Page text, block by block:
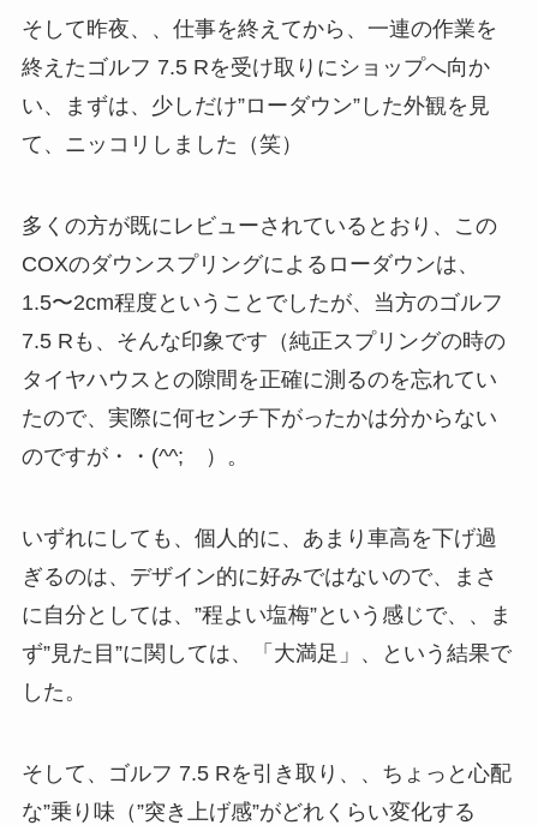
そして昨夜、、仕事を終えてから、一連の作業を
終えたゴルフ 7.5 Rを受け取りにショップへ向か
い、まずは、少しだけ”ローダウン”した外観を見
て、ニッコリしました（笑）
多くの方が既にレビューされているとおり、この
COXのダウンスプリングによるローダウンは、
1.5〜2cm程度ということでしたが、当方のゴルフ
7.5 Rも、そんな印象です（純正スプリングの時の
タイヤハウスとの隙間を正確に測るのを忘れてい
たので、実際に何センチ下がったかは分からない
のですが・・(^^; ）。
いずれにしても、個人的に、あまり車高を下げ過
ぎるのは、デザイン的に好みではないので、まさ
に自分としては、”程よい塩梅”という感じで、、ま
ず”見た目”に関しては、「大満足」、という結果で
した。
そして、ゴルフ 7.5 Rを引き取り、、ちょっと心配
な”乗り味（”突き上げ感”がどれくらい変化する